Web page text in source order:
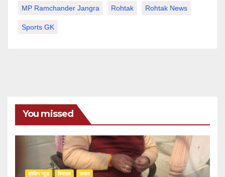
MP Ramchander Jangra Rohtak Rohtak News
Sports GK
You missed
ब्रेकिंग न्यूज़ ‍‍विरासत समाज